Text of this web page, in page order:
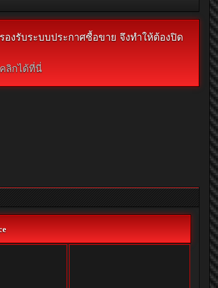
งรับระบบประกาศซื้อขาย จึงทำให้ต้องปิด
ลิกได้ที่นี่